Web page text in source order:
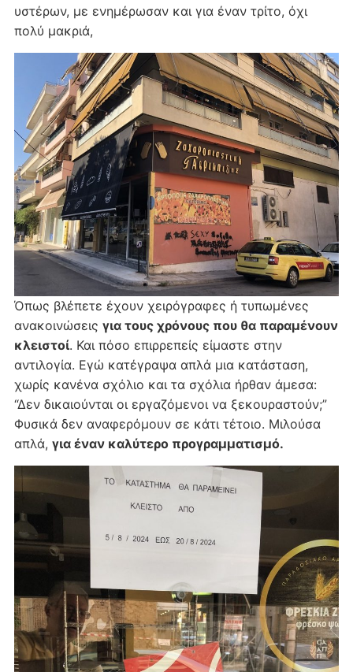
υστέρων, με ενημέρωσαν και για έναν τρίτο, όχι
πολύ μακριά,
Όπως βλέπετε έχουν χειρόγραφες ή τυπωμένες
ανακοινώσεις για τους χρόνους που θα παραμένουν
κλειστοί. Και πόσο επιρρεπείς είμαστε στην
αντιλογία. Εγώ κατέγραψα απλά μια κατάσταση,
χωρίς κανένα σχόλιο και τα σχόλια ήρθαν άμεσα:
“Δεν δικαιούνται οι εργαζόμενοι να ξεκουραστούν;”
Φυσικά δεν αναφερόμουν σε κάτι τέτοιο. Μιλούσα
απλά, για έναν καλύτερο προγραμματισμό.